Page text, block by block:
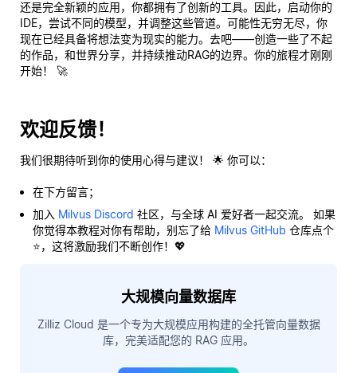
还是完全新颖的应用，你都拥有了创新的工具。因此，启动你的
IDE，尝试不同的模型，并调整这些管道。可能性无穷无尽，你
现在已经具备将想法变为现实的能力。去吧——创造一些了不起
的作品，和世界分享，并持续推动RAG的边界。你的旅程才刚刚
开始！ 🚀
欢迎反馈！
我们很期待听到你的使用心得与建议！ 🌟 你可以：
在下方留言；
加入 Milvus Discord 社区，与全球 AI 爱好者一起交流。 如果
你觉得本教程对你有帮助，别忘了给 Milvus GitHub 仓库点个
⭐，这将激励我们不断创作！💖
大规模向量数据库
Zilliz Cloud 是一个专为大规模应用构建的全托管向量数据
库，完美适配您的 RAG 应用。